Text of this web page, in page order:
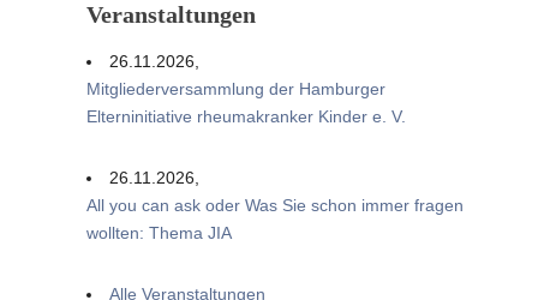
Veranstaltungen
26.11.2026,
Mitgliederversammlung der Hamburger
Elterninitiative rheumakranker Kinder e. V.
26.11.2026,
All you can ask oder Was Sie schon immer fragen
wollten: Thema JIA
Alle Veranstaltungen